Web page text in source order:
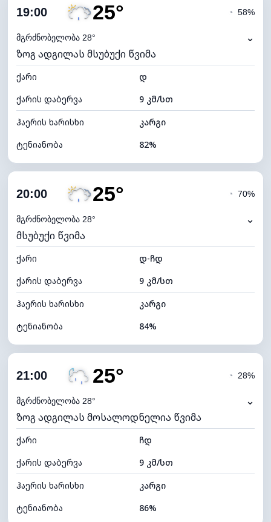
ღრუბლიანობა
ნამის წერტილი
ხილვადობა
9 კმ
განათების ინდექსი 4 (მკრთალი)
ღრუბლის სიმაღლე 6320 მ
19:00 25°
მგრძნობელობა 28°
◔ 58%
⌄
ზოგ ადგილას მსუბუქი წვიმა
ქარი
დ
ქარის დაბერვა
9 კმ/სთ
ჰაერის ხარისხი
კარგი
ტენიანობა
82%
ღრუბლიანობა
ნამის წერტილი
ხილვადობა
განათების ინდექსი 7 (ნათელი)
ღრუბლის სიმაღლე 7600 მ
20:00 25°
მგრძნობელობა 28°
◔ 70%
⌄
მსუბუქი წვიმა
ქარი
დ-ჩდ
ქარის დაბერვა
9 კმ/სთ
ჰაერის ხარისხი
კარგი
ტენიანობა
84%
ღრუბლიანობა
ნამის წერტილი
ხილვადობა
9 კმ
განათების ინდექსი 4 (მკრთალი)
ღრუბლის სიმაღლე 5360 მ
21:00 25°
მგრძნობელობა 28°
◔ 28%
⌄
ზოგ ადგილას მოსალოდნელია წვიმა
ქარი
ჩდ
ქარის დაბერვა
9 კმ/სთ
ჰაერის ხარისხი
კარგი
ტენიანობა
86%